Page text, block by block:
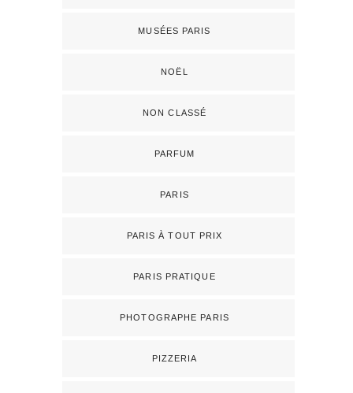
MUSÉES PARIS
NOËL
NON CLASSÉ
PARFUM
PARIS
PARIS À TOUT PRIX
PARIS PRATIQUE
PHOTOGRAPHE PARIS
PIZZERIA